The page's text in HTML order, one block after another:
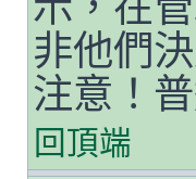
非他們
注意！
回頂端